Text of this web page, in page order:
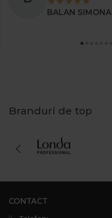
BALAN SIMONA
Branduri de top
CONTACT